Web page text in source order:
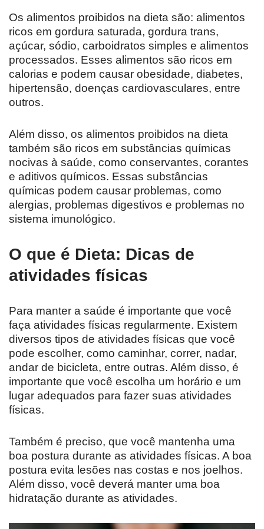
Os alimentos proibidos na dieta são: alimentos
ricos em gordura saturada, gordura trans,
açúcar, sódio, carboidratos simples e alimentos
processados. Esses alimentos são ricos em
calorias e podem causar obesidade, diabetes,
hipertensão, doenças cardiovasculares, entre
outros.
Além disso, os alimentos proibidos na dieta
também são ricos em substâncias químicas
nocivas à saúde, como conservantes, corantes
e aditivos químicos. Essas substâncias
químicas podem causar problemas, como
alergias, problemas digestivos e problemas no
sistema imunológico.
O que é Dieta: Dicas de
atividades físicas
Para manter a saúde é importante que você
faça atividades físicas regularmente. Existem
diversos tipos de atividades físicas que você
pode escolher, como caminhar, correr, nadar,
andar de bicicleta, entre outras. Além disso, é
importante que você escolha um horário e um
lugar adequados para fazer suas atividades
físicas.
Também é preciso, que você mantenha uma
boa postura durante as atividades físicas. A boa
postura evita lesões nas costas e nos joelhos.
Além disso, você deverá manter uma boa
hidratação durante as atividades.